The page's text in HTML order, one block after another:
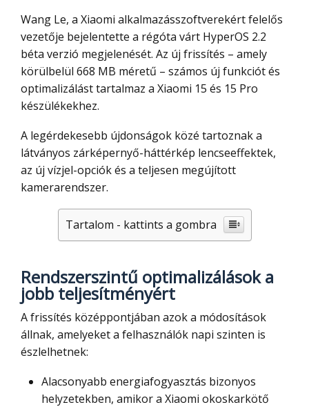
Wang Le, a Xiaomi alkalmazásszoftverekért felelős
vezetője bejelentette a régóta várt HyperOS 2.2
béta verzió megjelenését. Az új frissítés – amely
körülbelül 668 MB méretű – számos új funkciót és
optimalizálást tartalmaz a Xiaomi 15 és 15 Pro
készülékekhez.
A legérdekesebb újdonságok közé tartoznak a
látványos zárképernyő-háttérkép lencseeffektek,
az új vízjel-opciók és a teljesen megújított
kamerarendszer.
Tartalom - kattints a gombra
Rendszerszintű optimalizálások a
jobb teljesítményért
A frissítés középpontjában azok a módosítások
állnak, amelyeket a felhasználók napi szinten is
észlelhetnek:
Alacsonyabb energiafogyasztás bizonyos
helyzetekben, amikor a Xiaomi okoskarkötő